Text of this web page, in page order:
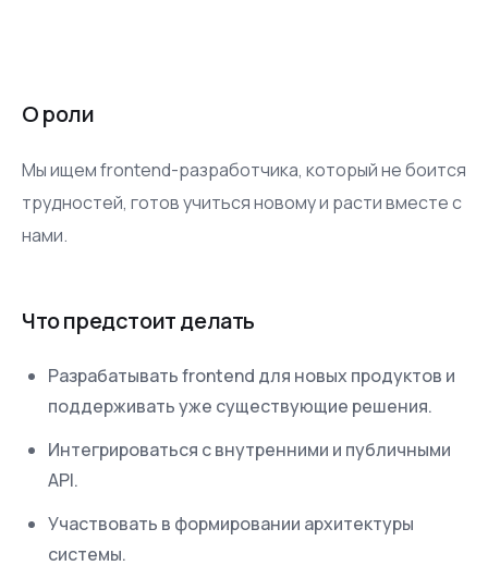
О роли
Мы ищем frontend-разработчика, который не боится
трудностей, готов учиться новому и расти вместе с
нами.
Что предстоит делать
Разрабатывать frontend для новых продуктов и
поддерживать уже существующие решения.
Интегрироваться с внутренними и публичными
API.
Участвовать в формировании архитектуры
системы.